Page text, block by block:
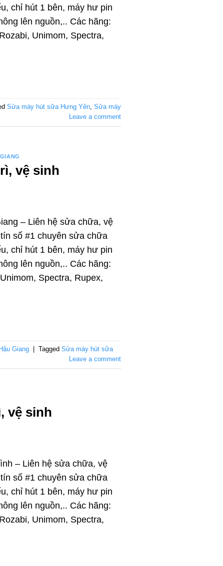
chỉ hút 1 bên, máy hư pin
lên nguồn,.. Các hãng:
Unimom, Spectra,
Sửa máy hút sữa Hưng Yên, Sửa máy
Leave a comment
vệ sinh
– Liên hệ sửa chữa, vệ
số #1 chuyên sửa chữa
chỉ hút 1 bên, máy hư pin
lên nguồn,.. Các hãng:
Spectra, Rupex,
Giang Tagged Sửa máy hút sữa
Leave a comment
vệ sinh
– Liên hệ sửa chữa, vệ
số #1 chuyên sửa chữa
chỉ hút 1 bên, máy hư pin
lên nguồn,.. Các hãng:
Unimom, Spectra,